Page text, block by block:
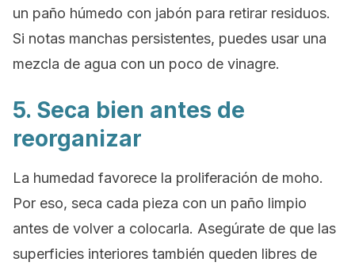
un paño húmedo con jabón para retirar residuos.
Si notas manchas persistentes, puedes usar una
mezcla de agua con un poco de vinagre.
5. Seca bien antes de
reorganizar
La humedad favorece la proliferación de moho.
Por eso, seca cada pieza con un paño limpio
antes de volver a colocarla. Asegúrate de que las
superficies interiores también queden libres de